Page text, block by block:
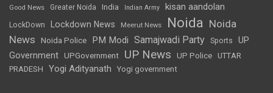
Good News Greater Noida India Indian Army kisan aandolan
LockDown Lockdown News Meerut News Noida Noida
News
Noida Police PM Modi Samajwadi Party Sports
UP
Government UPGovernment UP News UP Police
UTTAR
PRADESH
Yogi Adityanath Yogi government